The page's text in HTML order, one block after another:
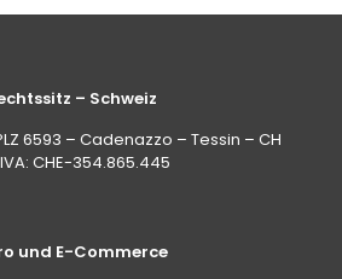
– Schweiz
6593 – Cadenazzo – Tessin – CH
CHE-354.865.445
und E-Commerce